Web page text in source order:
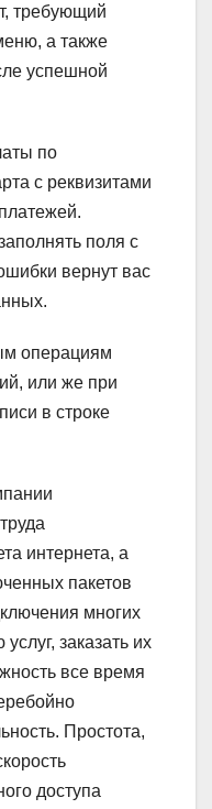
требующий
а также
успешной
по
с реквизитами
поля с
вернут вас
операциям
или же при
в строке
интернета, а
пакетов
многих
заказать их
все время
Простота,
доступа